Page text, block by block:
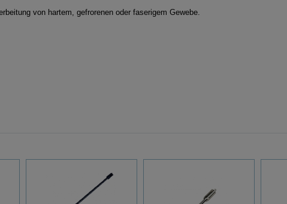
von hartem, gefrorenen oder faserigem Gewebe.